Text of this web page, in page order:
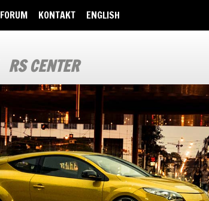
FORUM KONTAKT ENGLISH
RS CENTER